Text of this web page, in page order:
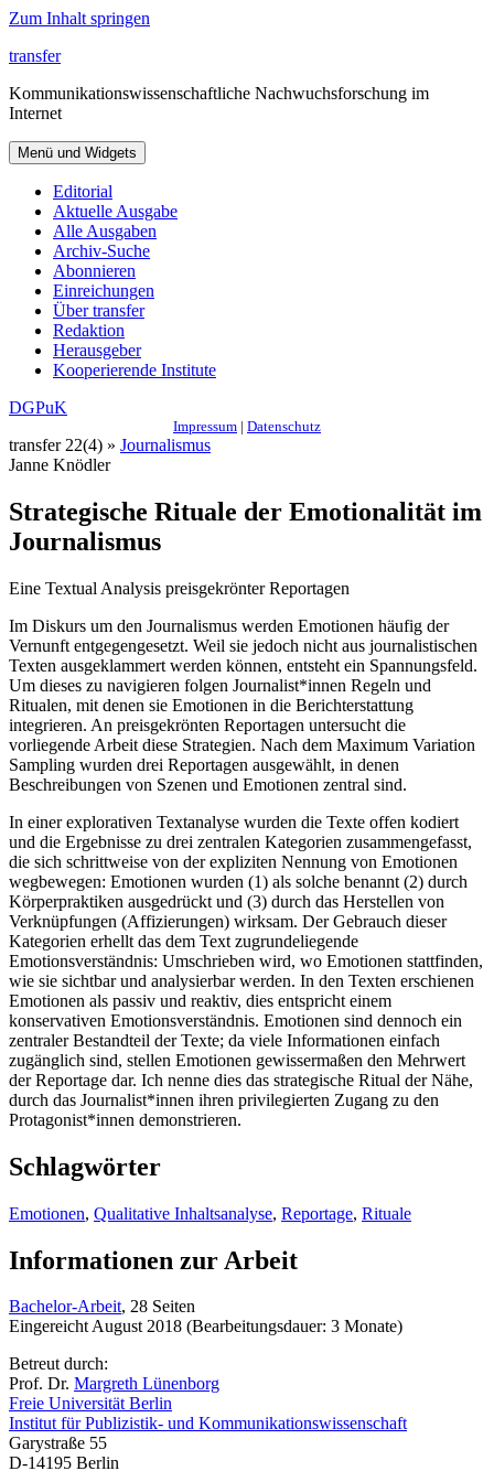
Zum Inhalt springen
transfer
Kommunikationswissenschaftliche Nachwuchsforschung im
Internet
Menü und Widgets
Editorial
Aktuelle Ausgabe
Alle Ausgaben
Archiv-Suche
Abonnieren
Einreichungen
Über transfer
Redaktion
Herausgeber
Kooperierende Institute
DGPuK
Impressum | Datenschutz
transfer 22(4) » Journalismus
Janne Knödler
Strategische Rituale der Emotionalität im
Journalismus
Eine Textual Analysis preisgekrönter Reportagen
Im Diskurs um den Journalismus werden Emotionen häufig der
Vernunft entgegengesetzt. Weil sie jedoch nicht aus journalistischen
Texten ausgeklammert werden können, entsteht ein Spannungsfeld.
Um dieses zu navigieren folgen Journalist*innen Regeln und
Ritualen, mit denen sie Emotionen in die Berichterstattung
integrieren. An preisgekrönten Reportagen untersucht die
vorliegende Arbeit diese Strategien. Nach dem Maximum Variation
Sampling wurden drei Reportagen ausgewählt, in denen
Beschreibungen von Szenen und Emotionen zentral sind.
In einer explorativen Textanalyse wurden die Texte offen kodiert
und die Ergebnisse zu drei zentralen Kategorien zusammengefasst,
die sich schrittweise von der expliziten Nennung von Emotionen
wegbewegen: Emotionen wurden (1) als solche benannt (2) durch
Körperpraktiken ausgedrückt und (3) durch das Herstellen von
Verknüpfungen (Affizierungen) wirksam. Der Gebrauch dieser
Kategorien erhellt das dem Text zugrundeliegende
Emotionsverständnis: Umschrieben wird, wo Emotionen stattfinden,
wie sie sichtbar und analysierbar werden. In den Texten erschienen
Emotionen als passiv und reaktiv, dies entspricht einem
konservativen Emotionsverständnis. Emotionen sind dennoch ein
zentraler Bestandteil der Texte; da viele Informationen einfach
zugänglich sind, stellen Emotionen gewissermaßen den Mehrwert
der Reportage dar. Ich nenne dies das strategische Ritual der Nähe,
durch das Journalist*innen ihren privilegierten Zugang zu den
Protagonist*innen demonstrieren.
Schlagwörter
Emotionen, Qualitative Inhaltsanalyse, Reportage, Rituale
Informationen zur Arbeit
Bachelor-Arbeit, 28 Seiten
Eingereicht August 2018 (Bearbeitungsdauer: 3 Monate)
Betreut durch:
Prof. Dr. Margreth Lünenborg
Freie Universität Berlin
Institut für Publizistik- und Kommunikationswissenschaft
Garystraße 55
D-14195 Berlin